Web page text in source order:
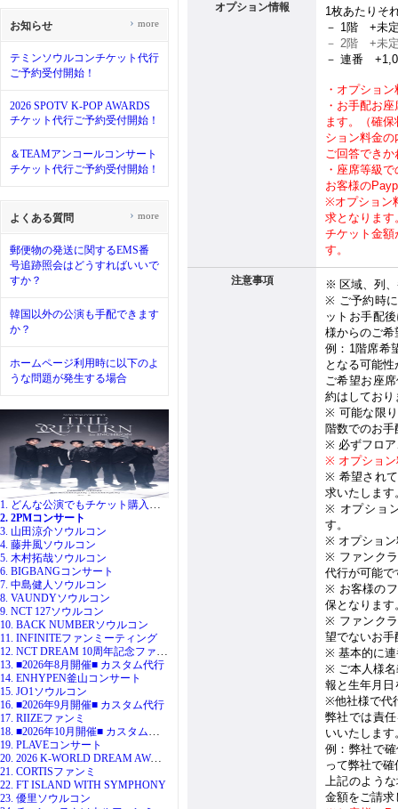
お知らせ
テミンソウルコンチケット代行
ご予約受付開始！
2026 SPOTV K-POP AWARDS
チケット代行ご予約受付開始！
＆TEAMアンコールコンサート
チケット代行ご予約受付開始！
› more
よくある質問
郵便物の発送に関するEMS番
号追跡照会はどうすればいいで
すか？
韓国以外の公演も手配できます
か？
ホームページ利用時に以下のよ
うな問題が発生する場合
› more
1. どんな公演でもチケット購入代行
2. 2PMコンサート
3. 山田涼介ソウルコン
4. 藤井風ソウルコン
5. 木村拓哉ソウルコン
6. BIGBANGコンサート
7. 中島健人ソウルコン
8. VAUNDYソウルコン
9. NCT 127ソウルコン
10. BACK NUMBERソウルコン
11. INFINITEファンミーティング
12. NCT DREAM 10周年記念ファンミ
13. ■2026年8月開催■ カスタム代行
14. ENHYPEN釜山コンサート
15. JO1ソウルコン
16. ■2026年9月開催■ カスタム代行
17. RIIZEファンミ
18. ■2026年10月開催■ カスタム代行
19. PLAVEコンサート
20. 2026 K-WORLD DREAM AWARDS
21. CORTISファンミ
22. FT ISLAND WITH SYMPHONY
23. 優里ソウルコン
オプション情報 1枚あたりそ
－ 1階 +未
－ 2階 +未
－ 連番
・オプショ
・お手配お
ます。（確
ション料金
ご回答できか
・座席等級
お客様の
※オプション
求となります
チケット金額
す。
注意事項 ※ 区域、列
※ ご予約時
ットお手配
様からのご希
例： 1階席希
となる可能
ご希望お座
約はしており
※ 可能な限
階数でのお
※ 必ずフロ
※ オプショ
※ 希望され
求いたします
※ オプショ
す。
※ オプショ
※ ファンク
代行が可能で
※ お客様の
保となります
※ ファンク
望でないお手
※ 基本的に
※ ご本人様
報と生年月日
※他社様で代
弊社では責
いいたします
例：弊社で
って弊社で
上記のよう
金額をご請求